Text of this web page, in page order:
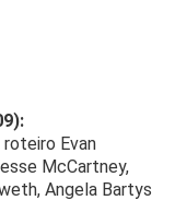
roteiro Evan
McCartney,
Angela Bartys